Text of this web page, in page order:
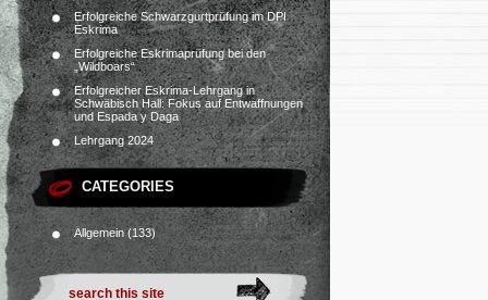
Erfolgreiche Schwarzgurtprüfung im DPI
Eskrima
Erfolgreiche Eskrimaprüfung bei den
„Wildboars“
Erfolgreicher Eskrima-Lehrgang in
Schwäbisch Hall: Fokus auf Entwaffnungen
und Espada y Daga
Lehrgang 2024
CATEGORIES
Allgemein (133)